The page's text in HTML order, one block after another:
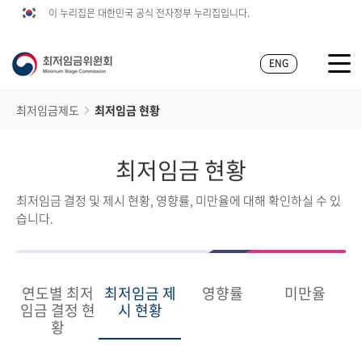
이 누리집은 대한민국 공식 전자정부 누리집입니다.
ENG
최저임금제도 최저임금 현황
최저임금 현황
최저임금 결정 및 제시 현황, 영향률, 미만율에 대해 확인하실 수 있
습니다.
연도별 최저
임금 결정 현
황
최저임금 제
시 현황
영향률 미만율